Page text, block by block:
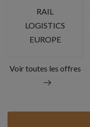
RAIL
LOGISTICS
EUROPE
Voir toutes les offres